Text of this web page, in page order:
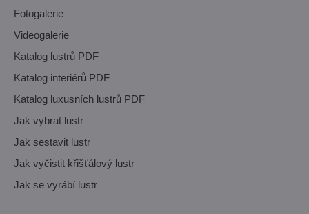
Fotogalerie
Videogalerie
Katalog lustrů PDF
Katalog interiérů PDF
Katalog luxusních lustrů PDF
Jak vybrat lustr
Jak sestavit lustr
Jak vyčistit křišťálový lustr
Jak se vyrábí lustr